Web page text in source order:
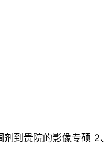
到贵院的影像专硕 2